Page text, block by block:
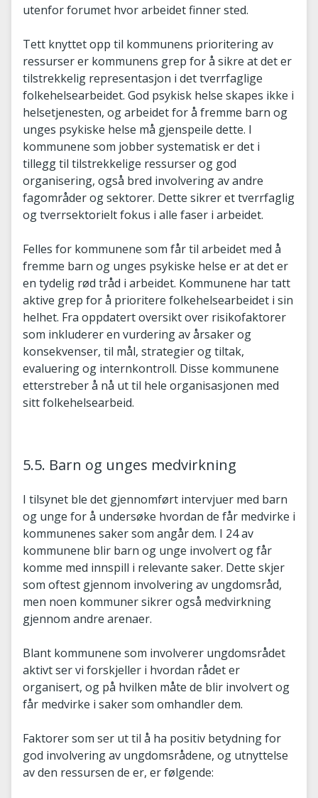
utenfor forumet hvor arbeidet finner sted.
Tett knyttet opp til kommunens prioritering av
ressurser er kommunens grep for å sikre at det er
tilstrekkelig representasjon i det tverrfaglige
folkehelsearbeidet. God psykisk helse skapes ikke i
helsetjenesten, og arbeidet for å fremme barn og
unges psykiske helse må gjenspeile dette. I
kommunene som jobber systematisk er det i
tillegg til tilstrekkelige ressurser og god
organisering, også bred involvering av andre
fagområder og sektorer. Dette sikrer et tverrfaglig
og tverrsektorielt fokus i alle faser i arbeidet.
Felles for kommunene som får til arbeidet med å
fremme barn og unges psykiske helse er at det er
en tydelig rød tråd i arbeidet. Kommunene har tatt
aktive grep for å prioritere folkehelsearbeidet i sin
helhet. Fra oppdatert oversikt over risikofaktorer
som inkluderer en vurdering av årsaker og
konsekvenser, til mål, strategier og tiltak,
evaluering og internkontroll. Disse kommunene
etterstreber å nå ut til hele organisasjonen med
sitt folkehelsearbeid.
5.5. Barn og unges medvirkning
I tilsynet ble det gjennomført intervjuer med barn
og unge for å undersøke hvordan de får medvirke i
kommunenes saker som angår dem. I 24 av
kommunene blir barn og unge involvert og får
komme med innspill i relevante saker. Dette skjer
som oftest gjennom involvering av ungdomsråd,
men noen kommuner sikrer også medvirkning
gjennom andre arenaer.
Blant kommunene som involverer ungdomsrådet
aktivt ser vi forskjeller i hvordan rådet er
organisert, og på hvilken måte de blir involvert og
får medvirke i saker som omhandler dem.
Faktorer som ser ut til å ha positiv betydning for
god involvering av ungdomsrådene, og utnyttelse
av den ressursen de er, er følgende: